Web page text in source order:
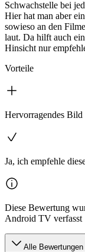
Schwachstelle bei
Hier hat man aber
sowieso an den
laut. Da hilft auch
Hinsicht nur
Vorteile
Hervorragendes Bild
Ja, ich empfehle
Diese Bewertung
Android TV verfasst
Alle